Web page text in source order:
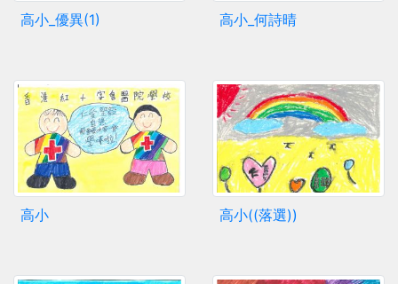
高小_優異(1) 高小_何詩晴
高小 高小((落選))